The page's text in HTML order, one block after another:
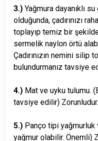
3.) Yağmura dayanıklı
olduğunda, çadırınızı
toplayıp temiz bir
sermelik naylon örtü
Çadırınızın nemini silip
bulundurmanız tavsiye
4.) Mat ve uyku tulumu.
tavsiye edilir) Zorunludur.
5.) Panço tipi yağmurluk
yağmur olabilir. Önemli)